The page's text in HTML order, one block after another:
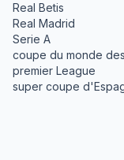
Real Betis
Real Madrid
Serie A
coupe du monde
premier League
super coupe